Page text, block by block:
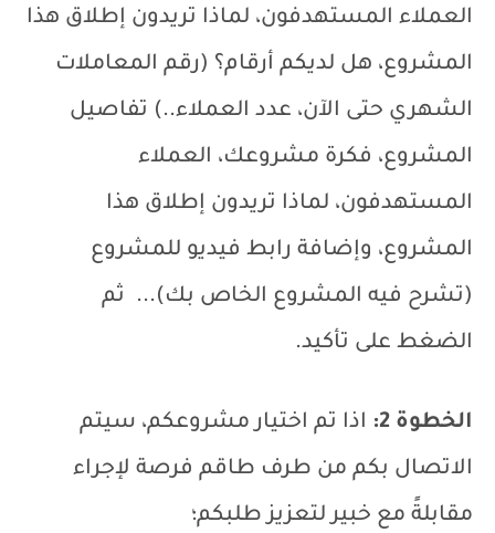
العملاء المستهدفون، لماذا تريدون إطلاق هذا
المشروع، هل لديكم أرقام؟ (رقم المعاملات
الشهري حتى الآن، عدد العملاء..) تفاصيل
المشروع، فكرة مشروعك، العملاء
المستهدفون، لماذا تريدون إطلاق هذا
المشروع، وإضافة رابط فيديو للمشروع
(تشرح فيه المشروع الخاص بك)... ثم
الضغط على تأكيد.
الخطوة 2:
اذا تم اختيار مشروعكم، سيتم
الاتصال بكم من طرف طاقم فرصة لإجراء
مقابلةً مع خبير لتعزيز طلبكم؛